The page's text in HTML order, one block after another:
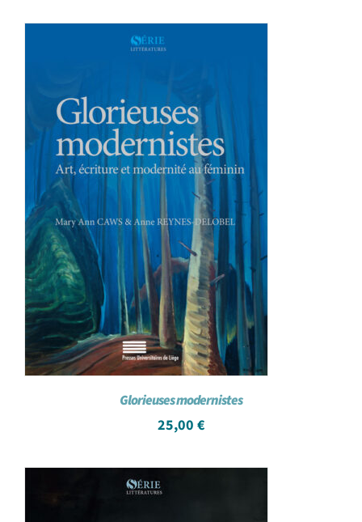
Glorieuses modernistes
25,00 €